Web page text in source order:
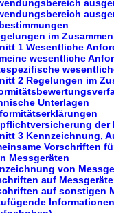
im
1 Wesentliche
wesentliche
2 Regelungen im
Unterlagen
3 Kennzeichnung,
Vorschriften
Messgeräten
von
auf
auf sonstigen
Informationen